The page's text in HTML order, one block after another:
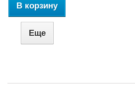
В корзину
Еще